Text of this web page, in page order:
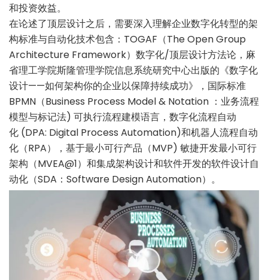
和投资效益。
在论述了顶层设计之后，需要深入理解企业数字化转型的架
构标准与自动化技术包含：TOGAF（The Open Group
Architecture Framework）数字化/顶层设计方法论，麻
省理工学院斯隆管理学院信息系统研究中心出版的《数字化
设计——如何架构你的企业以保障持续成功》，国际标准
BPMN（Business Process Model & Notation ：业务流程
模型与标记法) 可执行流程建模语言，数字化流程自动
化 (DPA: Digital Process Automation)和机器人流程自动
化（RPA），基于最小可行产品（MVP) 敏捷开发最小可行
架构（MVEA@1）和集成架构设计和软件开发的软件设计自
动化（SDA：Software Design Automation）。